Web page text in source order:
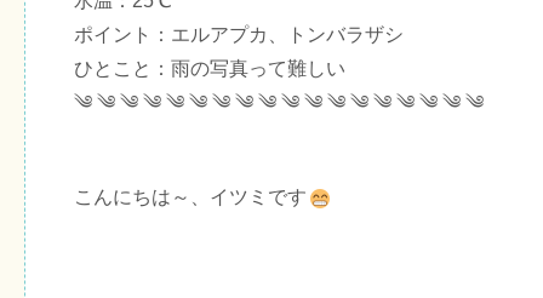
ポイント：エルアプカ、トンバラザシ
ひとこと：雨の写真って難しい
༄ ༄ ༄ ༄ ༄ ༄ ༄ ༄ ༄ ༄ ༄ ༄ ༄ ༄ ༄ ༄ ༄ ༄
こんにちは～、イツミです